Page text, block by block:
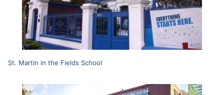
St. Martin in the Fields School